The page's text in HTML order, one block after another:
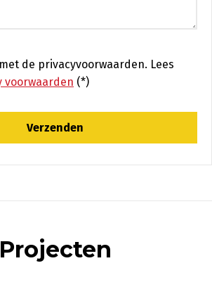
de privacyvoorwaarden. Lees
voorwaarden (*)
Projecten